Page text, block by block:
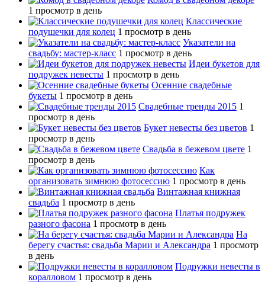
1 просмотр в день
Классические
подушечки для колец 1 просмотр в день
Указатели на
свадьбу: мастер-класс 1 просмотр в день
Идеи букетов для
подружек невесты 1 просмотр в день
Осенние свадебные
букеты 1 просмотр в день
Свадебные тренды 2015 1
просмотр в день
Букет невесты без цветов 1
просмотр в день
Свадьба в бежевом цвете 1
просмотр в день
Как
организовать зимнюю фотосессию 1 просмотр в день
Винтажная книжная
свадьба 1 просмотр в день
Платья подружек
разного фасона 1 просмотр в день
На
берегу счастья: свадьба Марии и Александра 1 просмотр
в день
Подружки невесты в
коралловом 1 просмотр в день